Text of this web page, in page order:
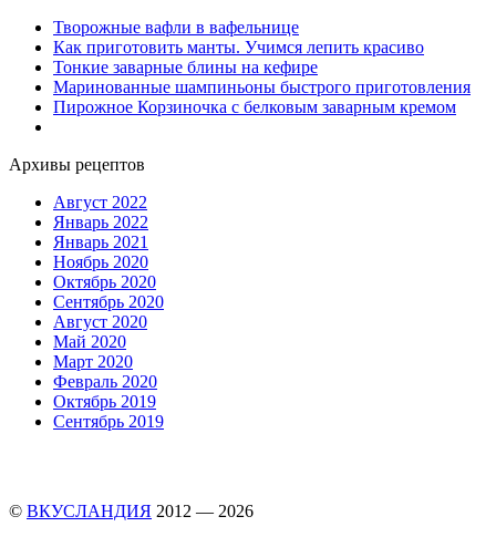
Творожные вафли в вафельнице
Как приготовить манты. Учимся лепить красиво
Тонкие заварные блины на кефире
Маринованные шампиньоны быстрого приготовления
Пирожное Корзиночка с белковым заварным кремом
Архивы рецептов
Август 2022
Январь 2022
Январь 2021
Ноябрь 2020
Октябрь 2020
Сентябрь 2020
Август 2020
Май 2020
Март 2020
Февраль 2020
Октябрь 2019
Сентябрь 2019
© ВКУСЛАНДИЯ 2012 — 2026